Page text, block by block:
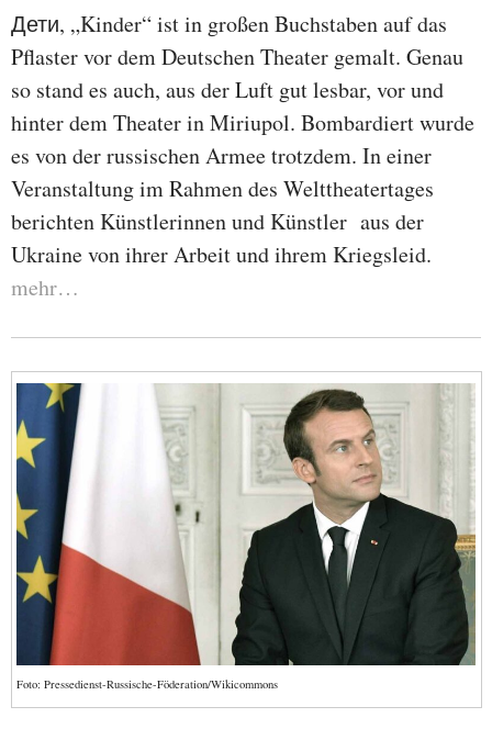
Дети, „Kinder“ ist in großen Buchstaben auf das
Pflaster vor dem Deutschen Theater gemalt. Genau
so stand es auch, aus der Luft gut lesbar, vor und
hinter dem Theater in Miriupol. Bombardiert wurde
es von der russischen Armee trotzdem. In einer
Veranstaltung im Rahmen des Welttheatertages
berichten Künstlerinnen und Künstler aus der
Ukraine von ihrer Arbeit und ihrem Kriegsleid.
mehr…
Foto: Pressedienst-Russische-Föderation/Wikicommons